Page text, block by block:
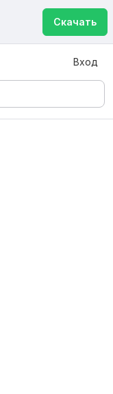
Скачать
Вход